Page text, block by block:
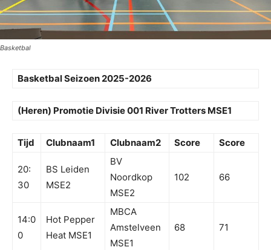
Basketbal
Basketbal Seizoen 2025-2026
(Heren) Promotie Divisie 001 River Trotters MSE1
Tijd Clubnaam1 Clubnaam2 Score Score
20:
30
BS Leiden
MSE2
BV
Noordkop
MSE2
102 66
14:0
0
Hot Pepper
Heat MSE1
MBCA
Amstelveen
MSE1
68 71